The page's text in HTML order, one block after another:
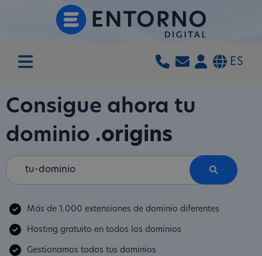
ES
Consigue ahora tu
dominio .origins
Más de 1.000 extensiones de dominio diferentes
Hosting gratuito en todos los dominios
Gestionamos todos tus dominios